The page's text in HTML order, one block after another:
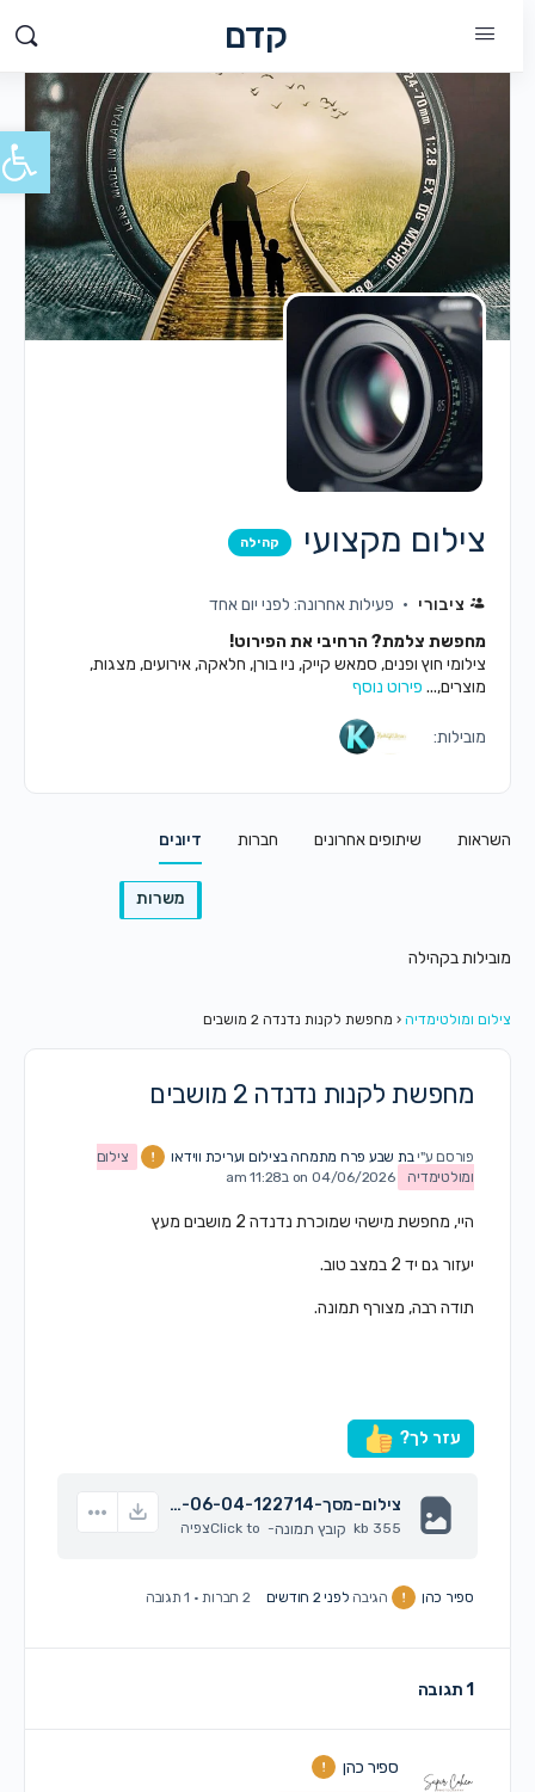
קדם
צילום מקצועי קהילה
ציבורי
פעילות אחרונה: לפני יום אחד
מחפשת צלמת? הרחיבי את הפירוט!
צילומי חוץ ופנים, סמאש קייק, ניו בורן, חלאקה, אירועים, מצגות,
מוצרים,...פירוט נוסף
מובילות:
השראות שיתופים אחרונים חברות דיונים
משרות
מובילות בקהילה
צילום ומולטימדיה ‹ מחפשת לקנות נדנדה 2 מושבים
מחפשת לקנות נדנדה 2 מושבים
פורסם ע"יבת שבע פרח מתמחה בצילום ועריכת ווידאו
צילום
ומולטימדיה
on 04/06/2026 ב11:28 am
היי, מחפשת מישהי שמוכרת נדנדה 2 מושבים מעץ
יעזור גם יד 2 במצב טוב.
תודה רבה, מצורף תמונה.
עזר לך?
צילום-מסך-2026-06-04-122714.png
355 kb קובץ תמונה-
Click toצפיה
ספיר כהן הגיבהלפני 2 חודשים 2 חברות · 1 תגובה
ספיר כהן
פתח